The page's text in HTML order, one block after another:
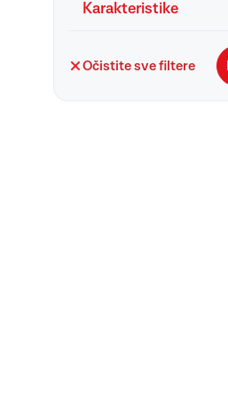
Karakteristike
Očistite sve filtere